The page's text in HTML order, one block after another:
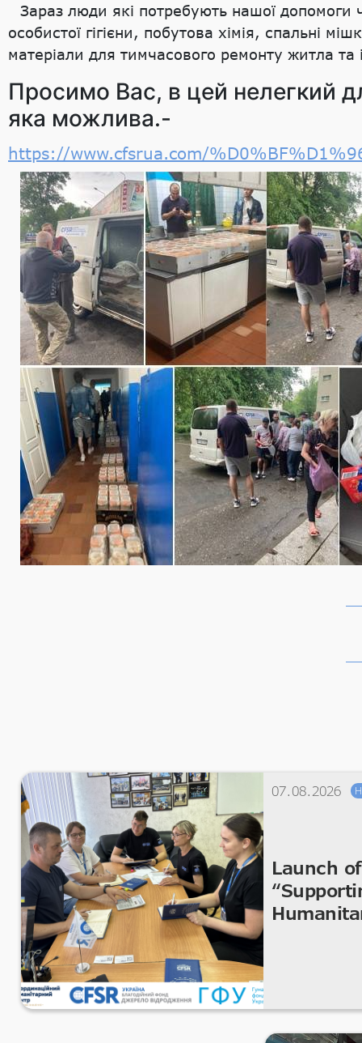
Зараз люди які потребують нашої
особистої гігієни, побутова хімія, спальні
матеріали для тимчасового ремонту житла та
Просимо Вас, в цей нелегкий
яка можлива.-
https://www.cfsrua.com/
07.08.2026
Launch